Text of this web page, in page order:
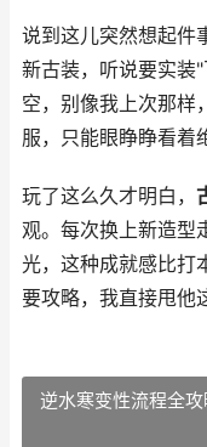
说到这儿突然想起件
新古装，听说要实装
空，别像我上次那样
服，只能眼睁睁看着
玩了这么久才明白，
观。每次换上新造型
光，这种成就感比打
要攻略，我直接甩他
逆水寒变性流程全